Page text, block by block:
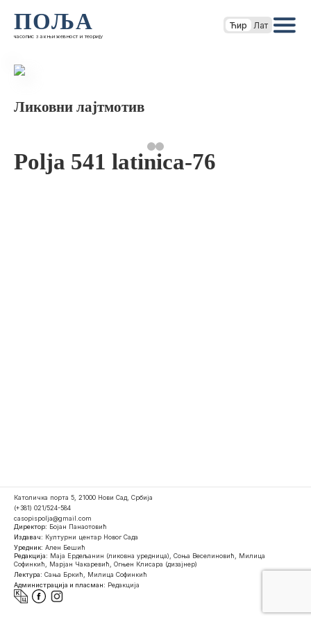
ПОЉА
часопис за књижевност и теорију
Ћир Лат
Ликовни лајтмотив
Polja 541 latinica-76
Католичка порта 5, 21000 Нови Сад, Србија
(+381) 021/524-584
casopispolja@gmail.com
Директор: Бојан Панаотовић
Издавач: Културни центар Новог Сада
Уредник: Ален Бешић
Редакција: Маја Ердељанин (ликовна уредница), Соња Веселиновић, Милица
Софинкић, Марјан Чакаревић, Огњен Клисара (дизајнер)
Лектура: Сања Бркић, Милица Софинкић
Администрација и пласман: Редакција